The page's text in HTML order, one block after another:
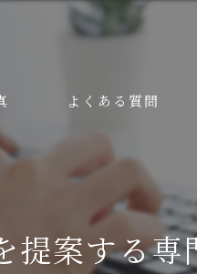
よくある質問
提案する